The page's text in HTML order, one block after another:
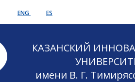
ENG ES
КАЗАНСКИЙ
имени В. Г.